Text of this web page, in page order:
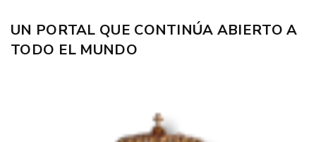
UN PORTAL QUE CONTINÚA ABIERTO A
TODO EL MUNDO